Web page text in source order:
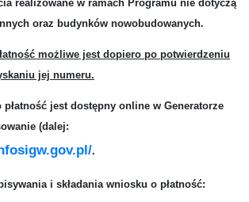
realizowane w ramach Programu nie dotyczą
oraz budynków nowobudowanych.
możliwe jest dopiero po potwierdzeniu
jej numeru.
jest dostępny online w Generatorze
(dalej:
.
i składania wniosku o płatność: